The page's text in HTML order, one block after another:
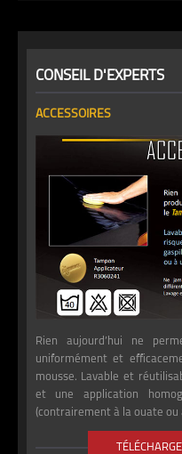
CONSEIL D'EXPERTS
ACCESSOIRES
Rien aujourd’hui ne
uniformément et
mousse. Lavable et
et une application
(contrairement à la ouate ou